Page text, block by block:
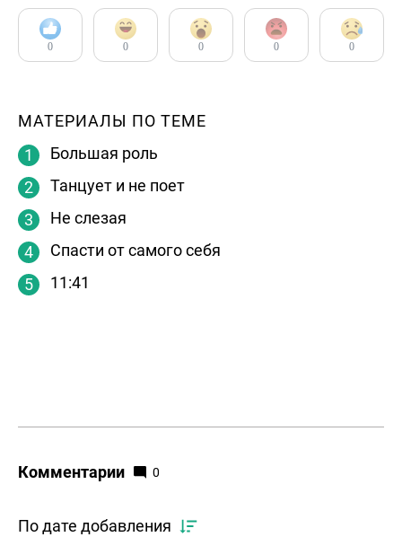
0 0 0 0 0
МАТЕРИАЛЫ ПО ТЕМЕ
Большая роль
Танцует и не поет
Не слезая
Спасти от самого себя
11:41
Комментарии 0
По дате добавления